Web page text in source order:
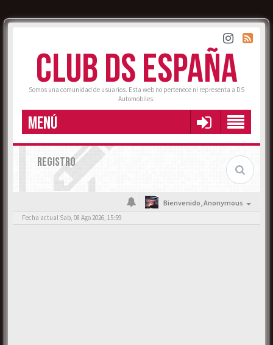
CLUB DS ESPAÑA
Somos una comunidad de usuarios. Esta web no pertenece ni representa a DS
Automobiles.
MENÚ
REGISTRO
Bienvenido,Anonymous
Fecha actual Sab, 08 Ago 2026, 15:59